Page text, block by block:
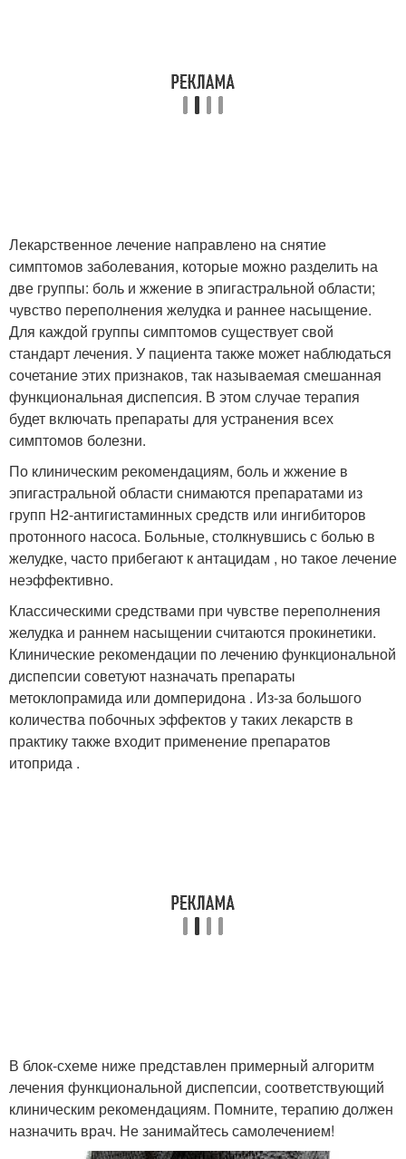
Лекарственное лечение направлено на снятие
симптомов заболевания, которые можно разделить на
две группы: боль и жжение в эпигастральной области;
чувство переполнения желудка и раннее насыщение.
Для каждой группы симптомов существует свой
стандарт лечения. У пациента также может наблюдаться
сочетание этих признаков, так называемая смешанная
функциональная диспепсия. В этом случае терапия
будет включать препараты для устранения всех
симптомов болезни.
По клиническим рекомендациям, боль и жжение в
эпигастральной области снимаются препаратами из
групп H2-антигистаминных средств или ингибиторов
протонного насоса. Больные, столкнувшись с болью в
желудке, часто прибегают к антацидам , но такое лечение
неэффективно.
Классическими средствами при чувстве переполнения
желудка и раннем насыщении считаются прокинетики.
Клинические рекомендации по лечению функциональной
диспепсии советуют назначать препараты
метоклопрамида или домперидона . Из-за большого
количества побочных эффектов у таких лекарств в
практику также входит применение препаратов
итоприда .
В блок-схеме ниже представлен примерный алгоритм
лечения функциональной диспепсии, соответствующий
клиническим рекомендациям. Помните, терапию должен
назначить врач. Не занимайтесь самолечением!